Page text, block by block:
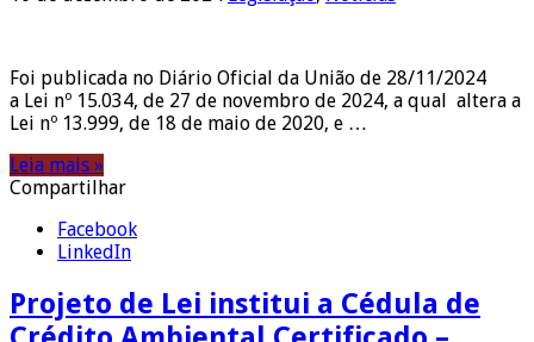
Foi publicada no Diário Oficial da União de 28/11/2024
a Lei nº 15.034, de 27 de novembro de 2024, a qual altera a
Lei nº 13.999, de 18 de maio de 2020, e …
Leia mais »
Compartilhar
Facebook
LinkedIn
Projeto de Lei institui a Cédula de